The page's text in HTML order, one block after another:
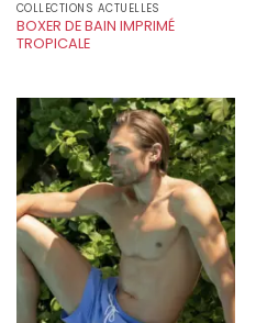
COLLECTIONS ACTUELLES
BOXER DE BAIN IMPRIMÉ
TROPICALE